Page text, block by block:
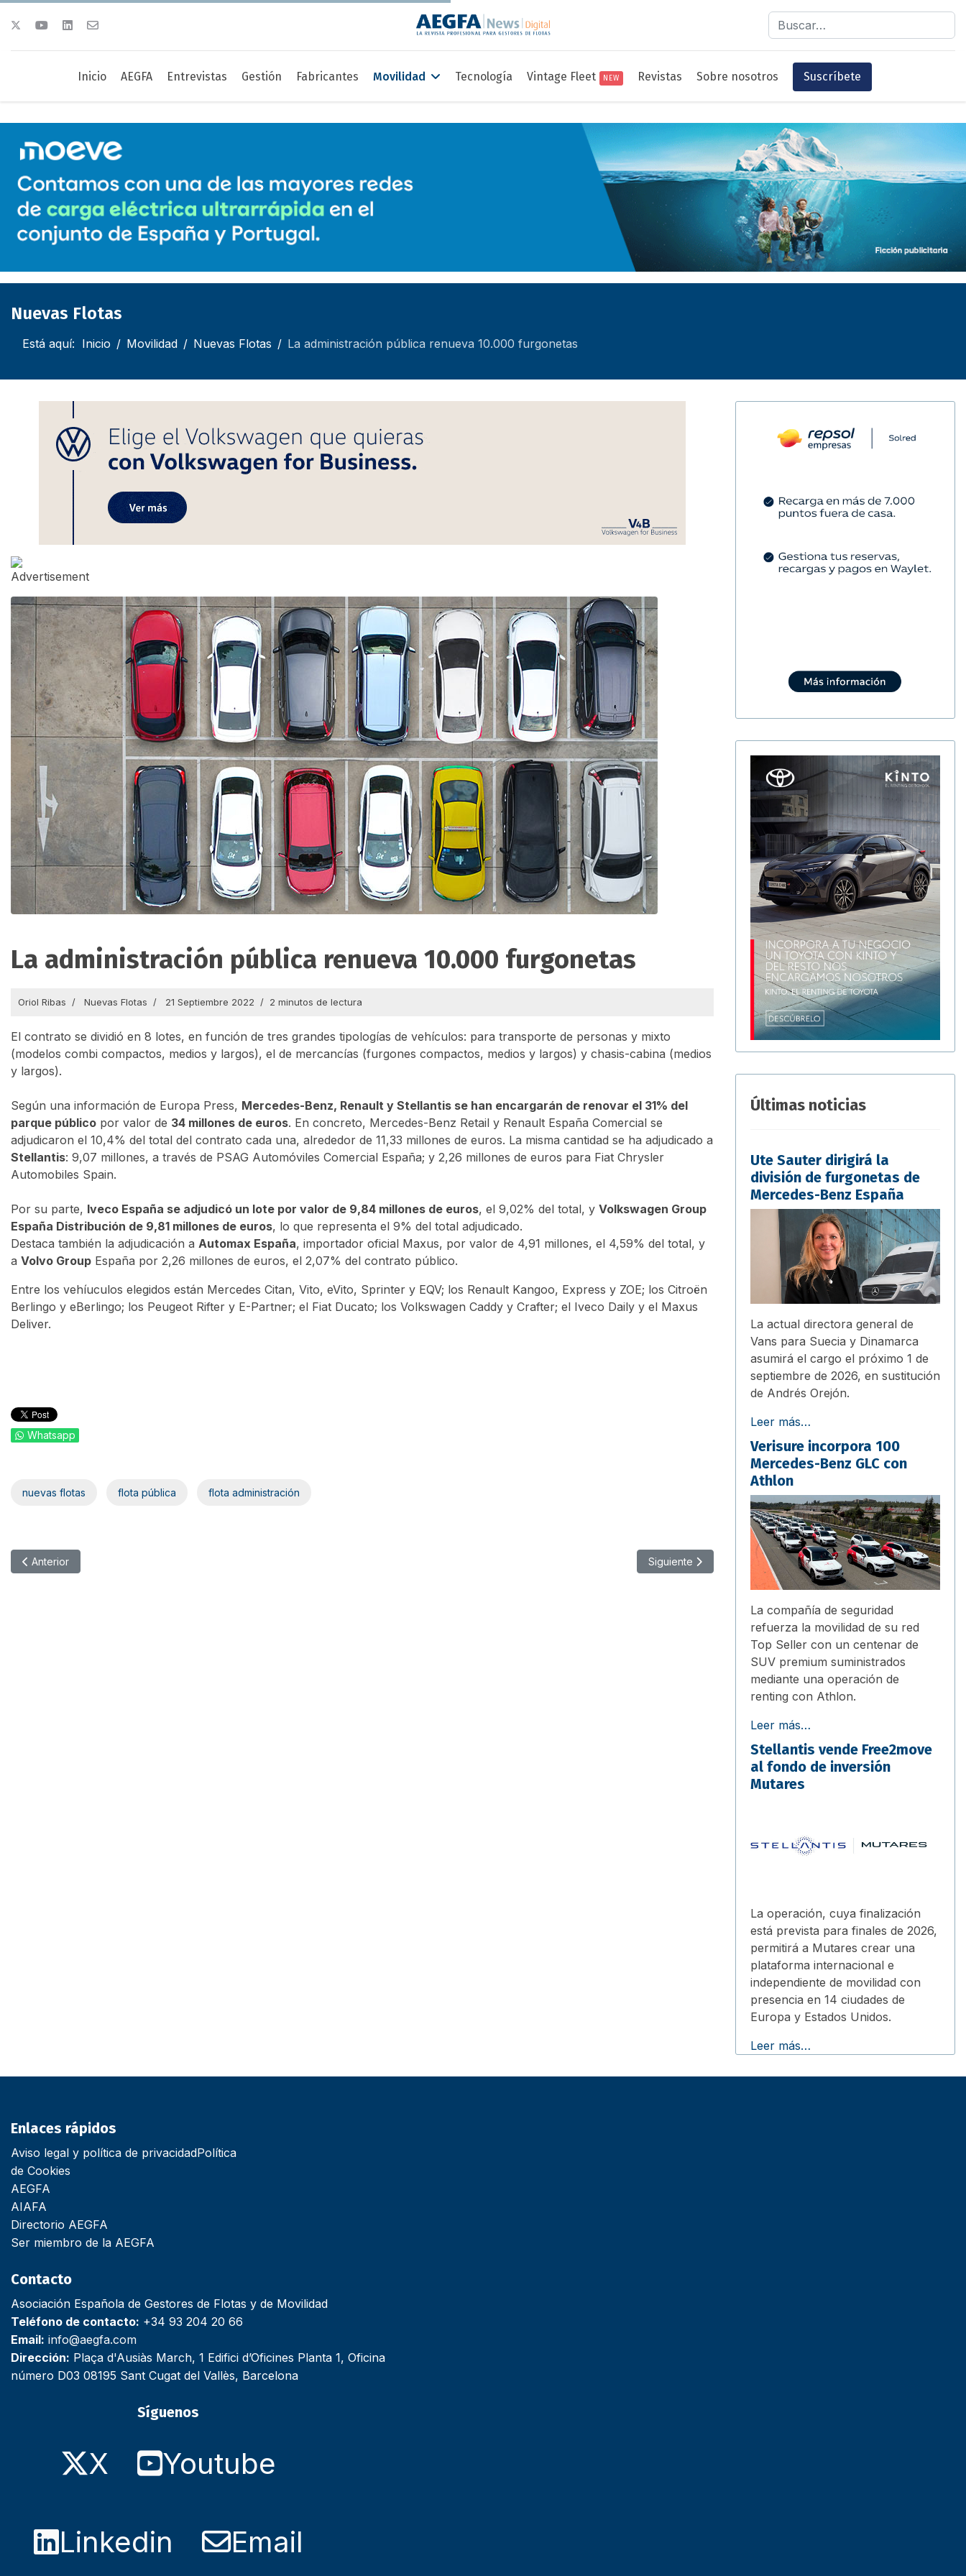
Buscar
Inicio AEGFA Entrevistas Gestión Fabricantes Movilidad Tecnología Vintage Fleet NEW Revistas Sobre nosotros Suscríbete
Nuevas Flotas
Está aquí: Inicio Movilidad Nuevas Flotas La administración pública renueva 10.000 furgonetas
La administración pública renueva 10.000 furgonetas
Oriol Ribas Nuevas Flotas 21 Septiembre 2022 2 minutos de lectura
El contrato se dividió en 8 lotes, en función de tres grandes tipologías de vehículos: para transporte de personas y mixto
(modelos combi compactos, medios y largos), el de mercancías (furgones compactos, medios y largos) y chasis-cabina (medios
y largos).
Según una información de Europa Press, Mercedes-Benz, Renault y Stellantis se han encargarán de renovar el 31% del
parque público por valor de 34 millones de euros. En concreto, Mercedes-Benz Retail y Renault España Comercial se
adjudicaron el 10,4% del total del contrato cada una, alrededor de 11,33 millones de euros. La misma cantidad se ha adjudicado a
Stellantis: 9,07 millones, a través de PSAG Automóviles Comercial España; y 2,26 millones de euros para Fiat Chrysler
Automobiles Spain.
Por su parte, Iveco España se adjudicó un lote por valor de 9,84 millones de euros, el 9,02% del total, y Volkswagen Group
España Distribución de 9,81 millones de euros, lo que representa el 9% del total adjudicado.
Destaca también la adjudicación a Automax España, importador oficial Maxus, por valor de 4,91 millones, el 4,59% del total, y
a Volvo Group España por 2,26 millones de euros, el 2,07% del contrato público.
Entre los vehíuculos elegidos están Mercedes Citan, Vito, eVito, Sprinter y EQV; los Renault Kangoo, Express y ZOE; los Citroën
Berlingo y eBerlingo; los Peugeot Rifter y E-Partner; el Fiat Ducato; los Volkswagen Caddy y Crafter; el Iveco Daily y el Maxus
Deliver.
Whatsapp
nuevas flotas flota pública flota administración
Artículo anterior: La policía de Málaga apuesta por el Ford Kuga
Anterior Artículo siguiente: Fraikin entrega nuevas ambulancias a Cruz Roja
Siguiente
Últimas noticias
Ute Sauter dirigirá la
división de furgonetas de
Mercedes-Benz España
La actual directora general de
Vans para Suecia y Dinamarca
asumirá el cargo el próximo 1 de
septiembre de 2026, en sustitución
de Andrés Orejón.
Leer más…
Verisure incorpora 100
Mercedes-Benz GLC con
Athlon
La compañía de seguridad
refuerza la movilidad de su red
Top Seller con un centenar de
SUV premium suministrados
mediante una operación de
renting con Athlon.
Leer más…
Stellantis vende Free2move
al fondo de inversión
Mutares
La operación, cuya finalización
está prevista para finales de 2026,
permitirá a Mutares crear una
plataforma internacional e
independiente de movilidad con
presencia en 14 ciudades de
Europa y Estados Unidos.
Leer más…
Enlaces rápidos
Aviso legal y política de privacidadPolítica
de Cookies
AEGFA
AIAFA
Directorio AEGFA
Ser miembro de la AEGFA
Contacto
Asociación Española de Gestores de Flotas y de Movilidad
Teléfono de contacto: +34 93 204 20 66
Email: info@aegfa.com
Dirección: Plaça d'Ausiàs March, 1 Edifici d’Oficines Planta 1, Oficina
número D03 08195 Sant Cugat del Vallès, Barcelona
Síguenos
X Youtube
Linkedin Email